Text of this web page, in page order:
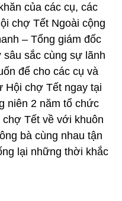
của các cụ, các
chợ Tết Ngoài cộng
– Tổng giám đốc
sắc cùng sự lãnh
để cho các cụ và
Hội chợ Tết ngay tại
niên 2 năm tổ chức
Tết về với khuôn
bà cùng nhau tận
lại những thời khắc